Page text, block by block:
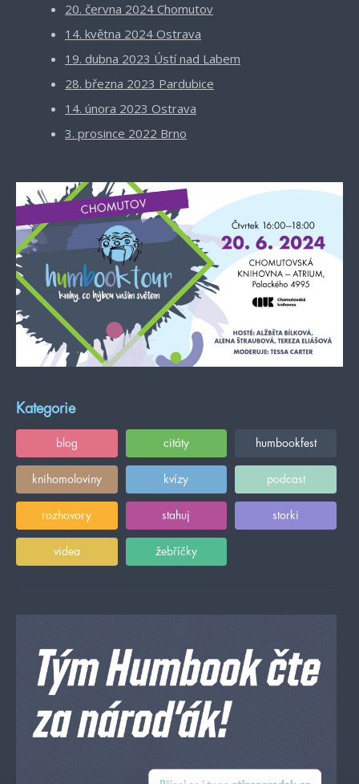
20. června 2024 Chomutov
14. května 2024 Ostrava
19. dubna 2023 Ústí nad Labem
28. března 2023 Pardubice
14. února 2023 Ostrava
3. prosince 2022 Brno
Kategorie
blog citáty humbookfest
knihomoloviny kvízy podcast
rozhovory stahuj storki
videa žebříčky